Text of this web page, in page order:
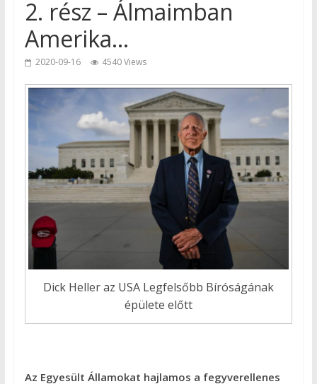
2. rész – Álmaimban
Amerika…
2020-09-16 4540 Views
Dick Heller az USA Legfelsőbb Bíróságának
épülete előtt
Az Egyesült Államokat hajlamos a fegyverellenes